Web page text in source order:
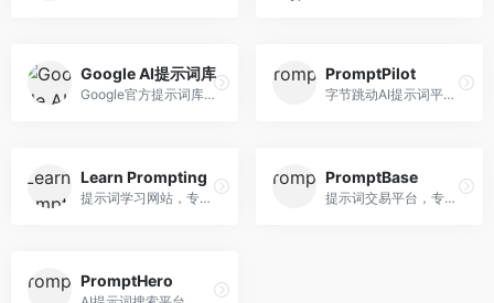
Google AI提示词库
Google官方提示词库，专注于Gemini模型优化。面向开发者，提供官方提示词指南、最佳实践、示例代码等资源，权威性强。
PromptPilot
字节跳动AI提示词平台，专注于提示词优化与管理。面向AI用户，提供提示词优化、效果测试、团队协作等服务，企业级功能完善。
Learn Prompting
提示词学习网站，专注于提示词工程教育。面向AI学习者，提供提示词教程、最佳实践、案例研究等资源，教学内容系统。
PromptBase
提示词交易平台，专注于高质量提示词买卖。面向AI创作者，提供提示词交易、模板购买、创作者收益等服务，提示词质量高。
PromptHero